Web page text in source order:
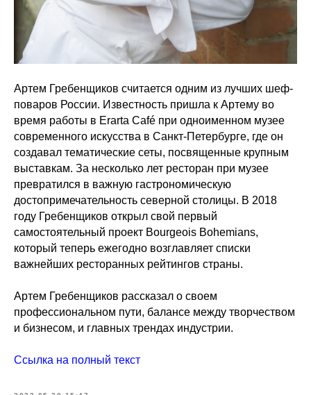
Артем Гребенщиков считается одним из лучших шеф-
поваров России. Известность пришла к Артему во
время работы в Erarta Café при одноименном музее
современного искусства в Санкт-Петербурге, где он
создавал тематические сеты, посвященные крупным
выставкам. За несколько лет ресторан при музее
превратился в важную гастрономическую
достопримечательность северной столицы. В 2018
году Гребенщиков открыл свой первый
самостоятельный проект Bourgeois Bohemians,
который теперь ежегодно возглавляет списки
важнейших ресторанных рейтингов страны.
Артем Гребенщиков рассказал о своем
профессиональном пути, балансе между творчеством
и бизнесом, и главных трендах индустрии.
Ссылка на полный текст